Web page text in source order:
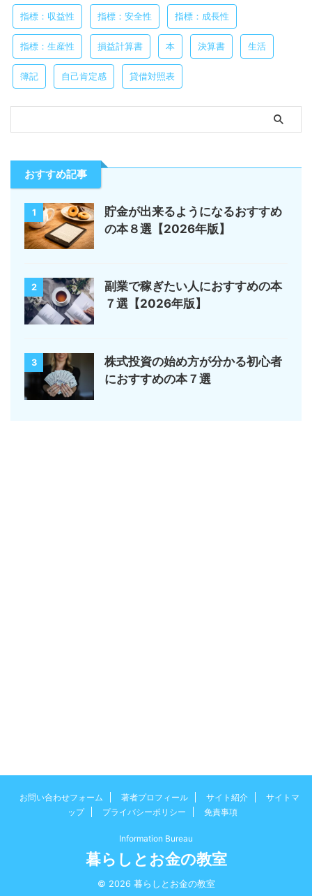
指標：収益性 指標：安全性 指標：成長性
指標：生産性 損益計算書 本 決算書 生活
簿記 自己肯定感 貸借対照表
おすすめ記事
1
貯金が出来るようになるおすすめ
の本８選【2026年版】
2
副業で稼ぎたい人におすすめの本
７選【2026年版】
3
株式投資の始め方が分かる初心者
におすすめの本７選
お問い合わせフォーム 著者プロフィール サイト紹介
サイトマ
ップ
プライバシーポリシー 免責事項
Information Bureau
暮らしとお金の教室
© 2026 暮らしとお金の教室